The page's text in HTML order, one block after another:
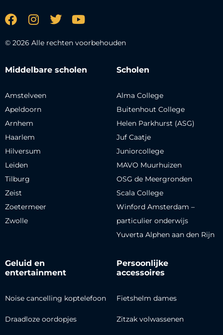
© 2026 Alle rechten voorbehouden
Middelbare scholen
Amstelveen
Apeldoorn
Arnhem
Haarlem
Hilversum
Leiden
Tilburg
Zeist
Zoetermeer
Zwolle
Scholen
Alma College
Buitenhout College
Helen Parkhurst (ASG)
Juf Caatje
Juniorcollege
MAVO Muurhuizen
OSG de Meergronden
Scala College
Winford Amsterdam –
particulier onderwijs
Yuverta Alphen aan den Rijn
Geluid en
entertainment
Noise cancelling koptelefoon
Draadloze oordopjes
Persoonlijke
accessoires
Fietshelm dames
Zitzak volwassenen